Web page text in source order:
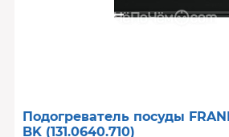
Подогреватель посуды
BK (131.0640.710)